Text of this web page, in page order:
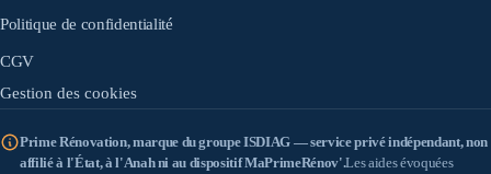
Politique de confidentialité
CGV
Gestion des cookies
Prime Rénovation, marque du groupe ISDIAG — service privé indépendant, non
affilié à l'État, à l'Anah ni au dispositif MaPrimeRénov'.Les aides évoquées